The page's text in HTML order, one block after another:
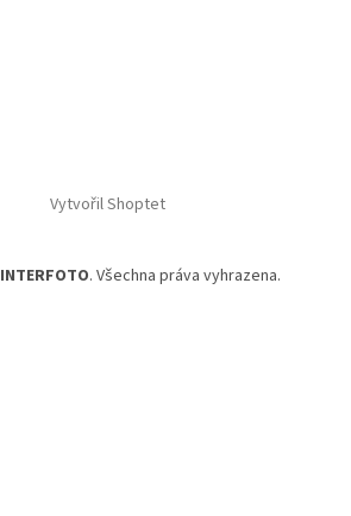
Vytvořil Shoptet
INTERFOTO. Všechna práva vyhrazena.